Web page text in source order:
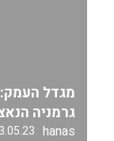
מגדל העמק:
גרמניה
hanas